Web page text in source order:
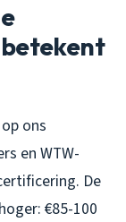
ons
en WTW-
De
€85-100